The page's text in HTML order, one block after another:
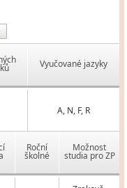
Vyučované jazyky
A, N, F, R
Roční
školné
Možnost
studia pro ZP